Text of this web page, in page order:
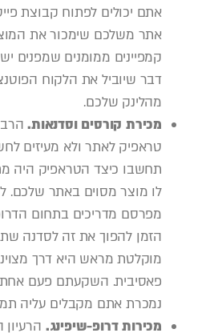
אתם יכולים לפתוח קבוצת
אתר משלכם שימכור את
קמפיינים ממומנים שמפנים
דבר שיוביל את הלקוח
מהלינק שלכם.
מכירת קורסים וסדנאות.
טראפיק לאתר ולא מעיזים
תחשבו כיצד הטראפיק היה
לו מוצר מסוים באתר
מפרסם מדריכים בתחום
הזמן להפוך את זה לסדנה
מוקלטת מראש היא דרך
פאסיבית. השקעתם פעם
נמכרת אתם מקבלים עליה
מכירות דרופ-שיפינג.